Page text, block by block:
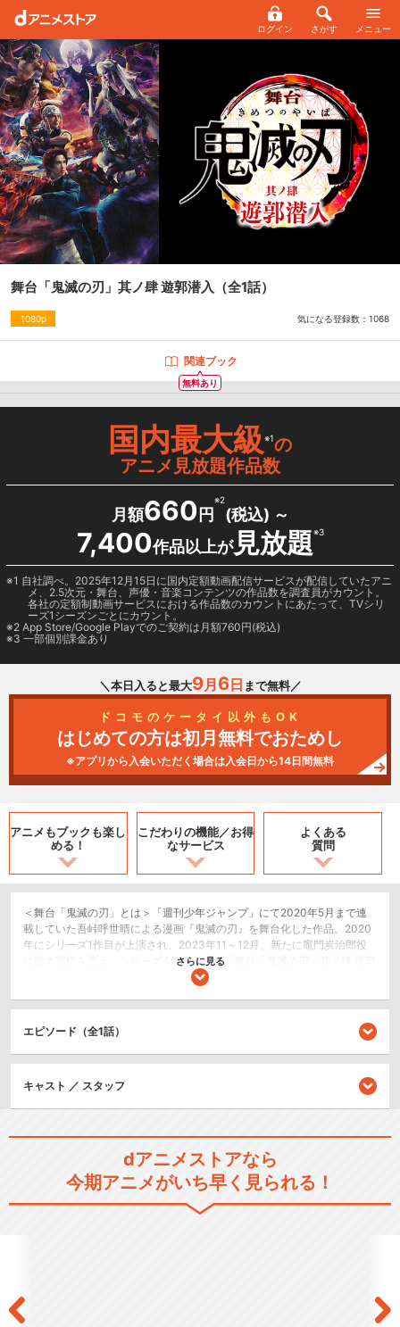
ログイン さがす メニュー
舞台「鬼滅の刃」其ノ肆 遊郭潜入 （全1話）
1080p 気になる登録数： 1068
無料あり
関連ブック
国内最大級※1の
アニメ見放題作品数
月額660 円
※2
(税込) ～
7,400作品以上が見放題※3
1 自社調べ。2025年12月15日に国内定額動画配信サービスが配信していたアニ
メ、2.5次元・舞台、声優・音楽コンテンツの作品数を調査員がカウント。
各社の定額制動画サービスにおける作品数のカウントにあたって、TVシリ
ーズ1シーズンごとにカウント。
2 App Store/Google Playでのご契約は月額760円(税込)
3 一部個別課金あり
＼本日入ると最大9月 6日 まで無料／
ドコモのケータイ以外もOK
はじめての方は初月無料でおためし
※アプリから入会いただく場合は入会日から14日間無料
アニメもブックも楽し
める！
こだわりの機能／お得
なサービス
よくある
質問
＜舞台「鬼滅の刃」とは＞「週刊少年ジャンプ」にて2020年5月まで連
載していた吾峠呼世晴による漫画『鬼滅の刃』を舞台化した作品。2020
年にシリーズ1作目が上演され、2023年11～12月、新たに竈門炭治郎役
に阪本奨悟を迎え、シリーズ4作目となる『舞台「鬼滅の刃」其ノ肆 遊郭
潜入』が大阪・東京の2都市で上演された。＜物語＞時は大正、日本。炭
う。さらに唯一生き残った妹の禰豆子は、鬼に変貌してしまった。絶望
的な現実に打ちのめされる炭治郎だったが、妹を人間に戻し、家族を殺
した鬼を討つため、“鬼狩り”の道へ進む決意をする。「心を燃やせ」─
─。《無限列車》の戦いで炎柱・煉獄杏寿郎から託された想いは壮絶な戦
た。傷を癒やし、決意も新たに任務に従事、再び鬼狩りとしての研鑽を
積む日々の中、音柱・宇髄天元と共に新たな任務へ──煌びやかな夜の街
て姿を現したのは…花魁として遊郭に潜み人々を喰らう、上弦の陸・堕
姫。日本一“色”と“欲”に塗れた街で、美しくも醜い鬼とのド派手な戦いの
幕が開く──!!※禰豆子の「禰」は「ネ（しめすへん）」、煉獄の「煉」の
つくりは「東」が正式表記となります。
さらに見る
エピソード（全1話）
キャスト ／ スタッフ
dアニメストアなら
今期アニメがいち早く見られる！